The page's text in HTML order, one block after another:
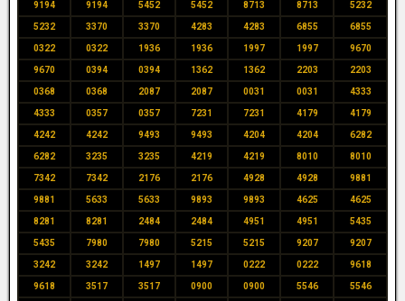
9194 9194 5452 5452 8713 8713 5232
5232 3370 3370 4283 4283 6855 6855
0322 0322 1936 1936 1997 1997 9670
9670 0394 0394 1362 1362 2203 2203
0368 0368 2087 2087 0031 0031 4333
4333 0357 0357 7231 7231 4179 4179
4242 4242 9493 9493 4204 4204 6282
6282 3235 3235 4219 4219 8010 8010
7342 7342 2176 2176 4928 4928 9881
9881 5633 5633 9893 9893 4625 4625
8281 8281 2484 2484 4951 4951 5435
5435 7980 7980 5215 5215 9207 9207
3242 3242 1497 1497 0222 0222 9618
9618 3517 3517 0900 0900 5546 5546